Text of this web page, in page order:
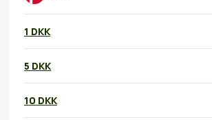
1 DKK
5 DKK
10 DKK